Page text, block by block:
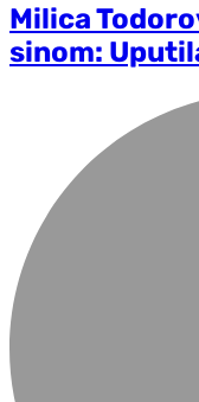
Milica
sinom: